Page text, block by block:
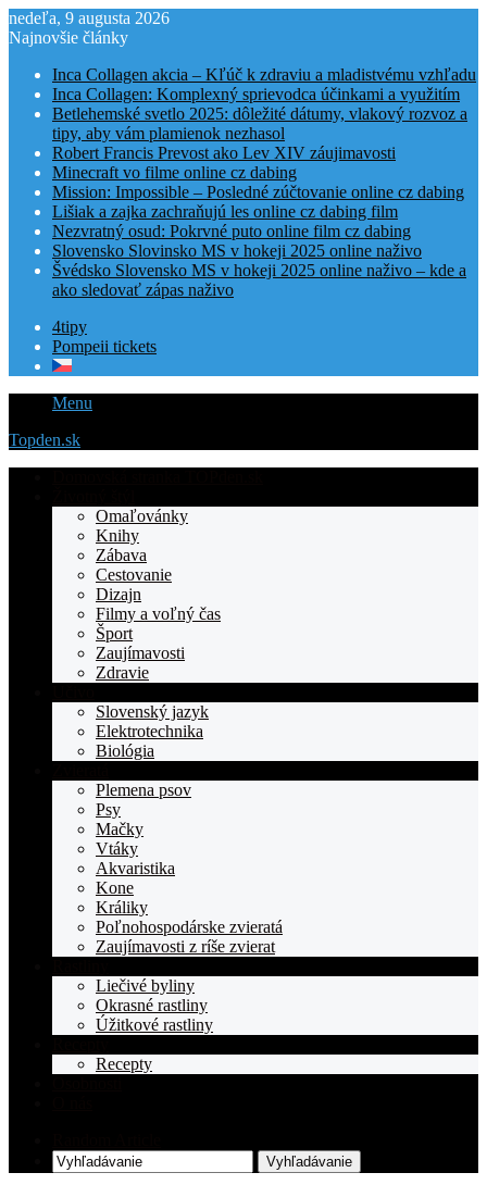
nedeľa, 9 augusta 2026
Najnovšie články
Inca Collagen akcia – Kľúč k zdraviu a mladistvému vzhľadu
Inca Collagen: Komplexný sprievodca účinkami a využitím
Betlehemské svetlo 2025: dôležité dátumy, vlakový rozvoz a
tipy, aby vám plamienok nezhasol
Robert Francis Prevost ako Lev XIV záujimavosti
Minecraft vo filme online cz dabing
Mission: Impossible – Posledné zúčtovanie online cz dabing
Lišiak a zajka zachraňujú les online cz dabing film
Nezvratný osud: Pokrvné puto online film cz dabing
Slovensko Slovinsko MS v hokeji 2025 online naživo
Švédsko Slovensko MS v hokeji 2025 online naživo – kde a
ako sledovať zápas naživo
4tipy
Pompeii tickets
Menu
Topden.sk
Omaľovánky
Knihy
Zábava
Cestovanie
Dizajn
Filmy a voľný čas
Šport
Zaujímavosti
Zdravie
Slovenský jazyk
Elektrotechnika
Biológia
Plemena psov
Psy
Mačky
Vtáky
Akvaristika
Kone
Králiky
Poľnohospodárske zvieratá
Zaujímavosti z ríše zvierat
Liečivé byliny
Okrasné rastliny
Úžitkové rastliny
Recepty
Vyhľadávanie